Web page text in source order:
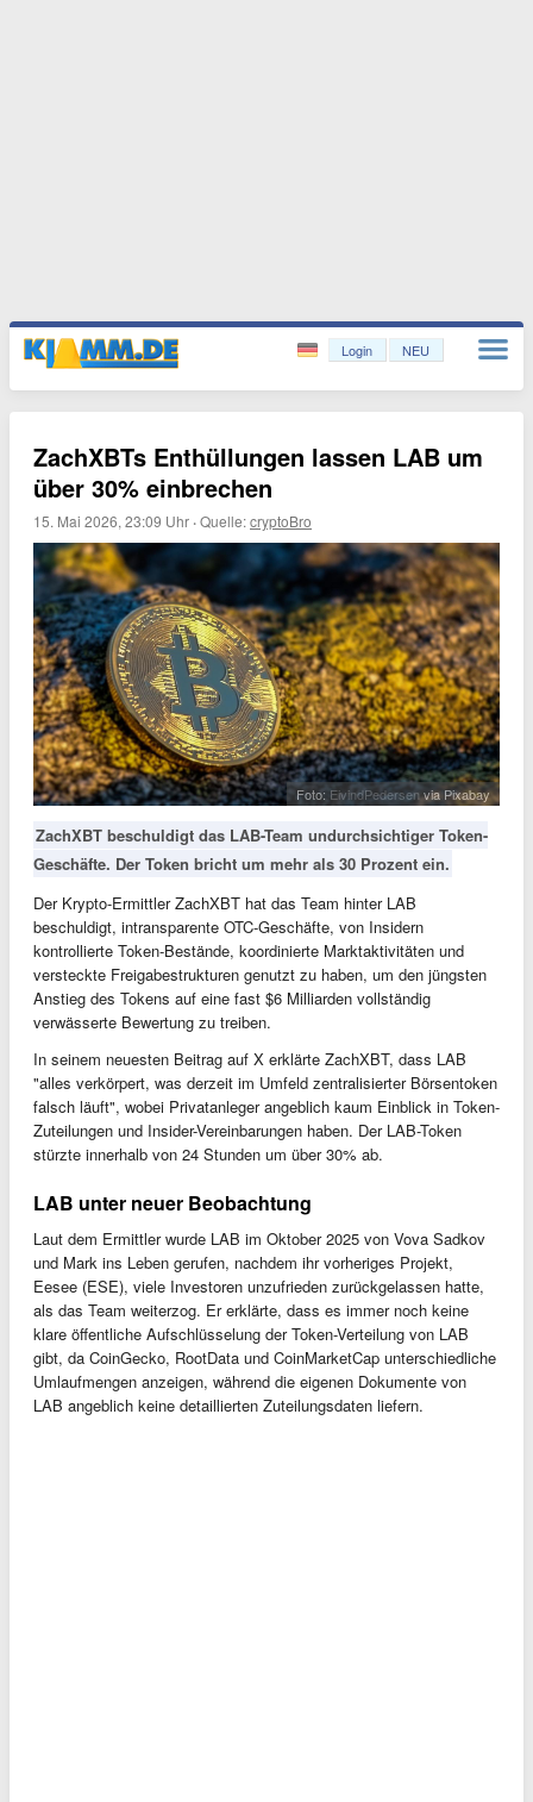
Login NEU
ZachXBTs Enthüllungen lassen LAB um
über 30% einbrechen
15. Mai 2026, 23:09 Uhr ·Quelle:cryptoBro
Foto: EivindPedersenvia Pixabay
ZachXBT beschuldigt das LAB-Team undurchsichtiger Token-
Geschäfte. Der Token bricht um mehr als 30 Prozent ein.
Der Krypto-Ermittler ZachXBT hat das Team hinter LAB
beschuldigt, intransparente OTC-Geschäfte, von Insidern
kontrollierte Token-Bestände, koordinierte Marktaktivitäten und
versteckte Freigabestrukturen genutzt zu haben, um den jüngsten
Anstieg des Tokens auf eine fast $6 Milliarden vollständig
verwässerte Bewertung zu treiben.
In seinem neuesten Beitrag auf X erklärte ZachXBT, dass LAB
"alles verkörpert, was derzeit im Umfeld zentralisierter Börsentoken
falsch läuft", wobei Privatanleger angeblich kaum Einblick in Token-
Zuteilungen und Insider-Vereinbarungen haben. Der LAB-Token
stürzte innerhalb von 24 Stunden um über 30% ab.
LAB unter neuer Beobachtung
Laut dem Ermittler wurde LAB im Oktober 2025 von Vova Sadkov
und Mark ins Leben gerufen, nachdem ihr vorheriges Projekt,
Eesee (ESE), viele Investoren unzufrieden zurückgelassen hatte,
als das Team weiterzog. Er erklärte, dass es immer noch keine
klare öffentliche Aufschlüsselung der Token-Verteilung von LAB
gibt, da CoinGecko, RootData und CoinMarketCap unterschiedliche
Umlaufmengen anzeigen, während die eigenen Dokumente von
LAB angeblich keine detaillierten Zuteilungsdaten liefern.